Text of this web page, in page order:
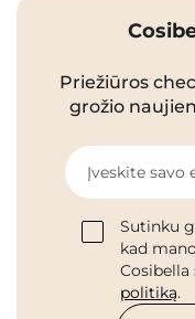
Priežiūros
grožio
Įveskite savo
Sutinku
kad
Cosibella
politiką.